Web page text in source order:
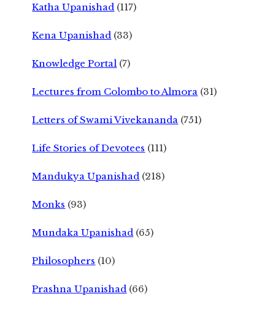
Katha Upanishad (117)
Kena Upanishad (33)
Knowledge Portal (7)
Lectures from Colombo to Almora (31)
Letters of Swami Vivekananda (751)
Life Stories of Devotees (111)
Mandukya Upanishad (218)
Monks (93)
Mundaka Upanishad (65)
Philosophers (10)
Prashna Upanishad (66)